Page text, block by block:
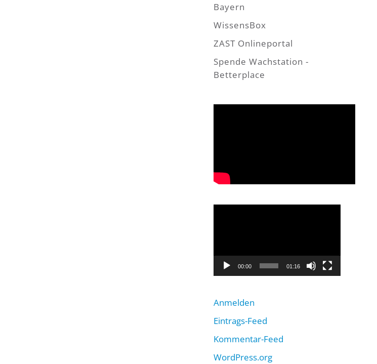
Bayern
WissensBox
ZAST Onlineportal
Spende Wachstation -
Betterplace
00:00 01:16
Anmelden
Eintrags-Feed
Kommentar-Feed
WordPress.org